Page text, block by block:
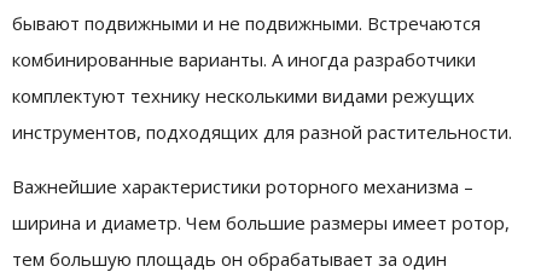
бывают подвижными и не подвижными. Встречаются
комбинированные варианты. А иногда разработчики
комплектуют технику несколькими видами режущих
инструментов, подходящих для разной растительности.
Важнейшие характеристики роторного механизма –
ширина и диаметр. Чем большие размеры имеет ротор,
тем большую площадь он обрабатывает за один